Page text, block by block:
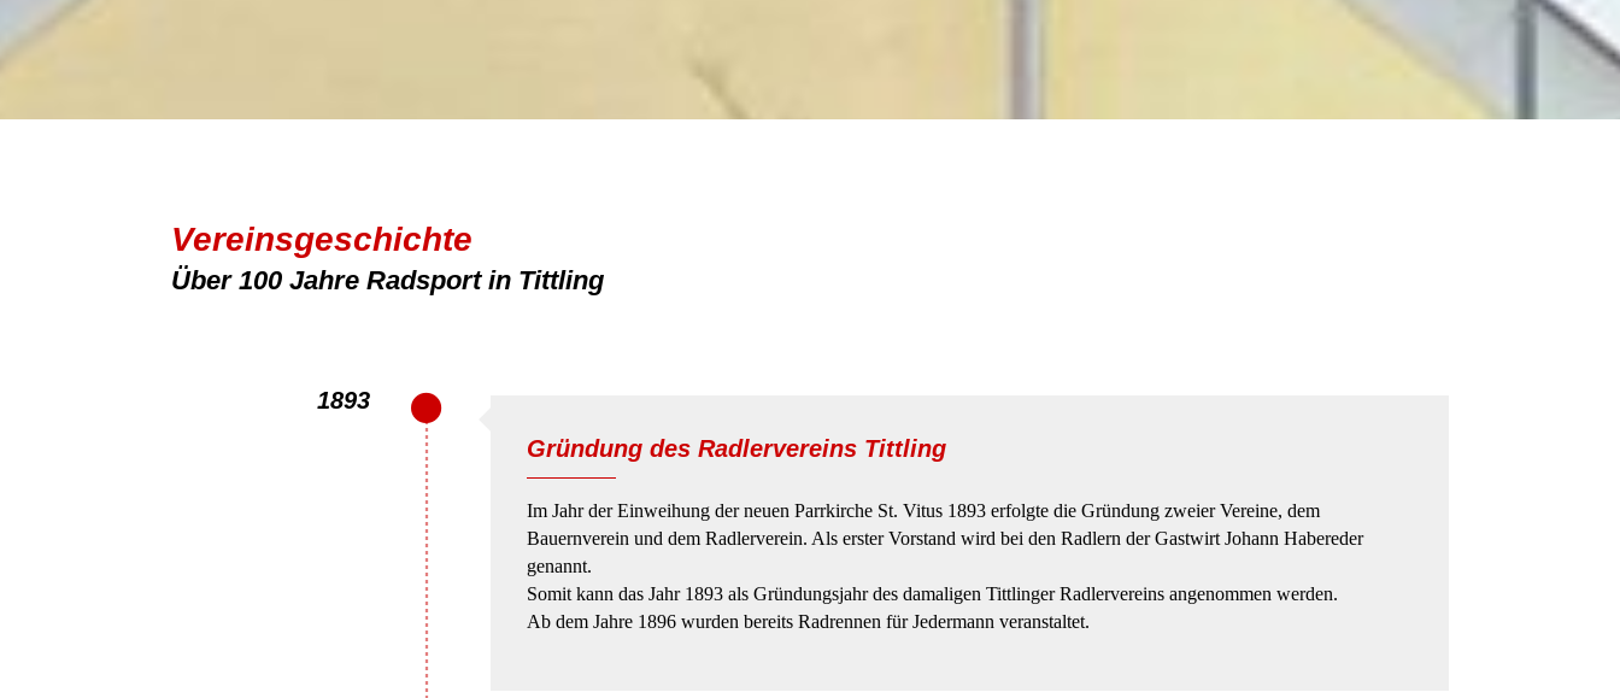
Vereinsgeschichte
Über 100 Jahre Radsport in Tittling
1893
Gründung des Radlervereins Tittling
Im Jahr der Einweihung der neuen Parrkirche St. Vitus 1893 erfolgte die Gründung zweier Vereine, dem
Bauernverein und dem Radlerverein. Als erster Vorstand wird bei den Radlern der Gastwirt Johann Habereder
genannt.
Somit kann das Jahr 1893 als Gründungsjahr des damaligen Tittlinger Radlervereins angenommen werden.
Ab dem Jahre 1896 wurden bereits Radrennen für Jedermann veranstaltet.